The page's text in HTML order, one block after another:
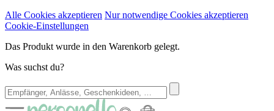
Alle Cookies akzeptieren Nur notwendige Cookies akzeptieren
Cookie-Einstellungen
Das Produkt wurde in den Warenkorb gelegt.
Was suchst du?